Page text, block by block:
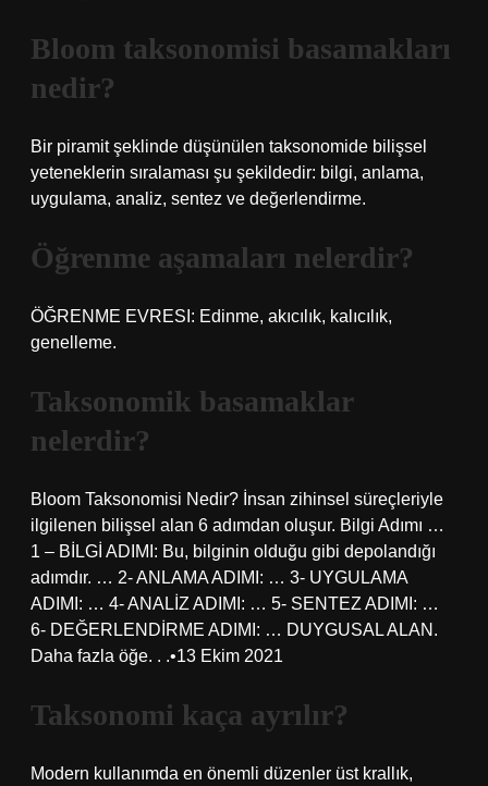
Bloom taksonomisi basamakları
nedir?
Bir piramit şeklinde düşünülen taksonomide bilişsel
yeteneklerin sıralaması şu şekildedir: bilgi, anlama,
uygulama, analiz, sentez ve değerlendirme.
Öğrenme aşamaları nelerdir?
ÖĞRENME EVRESI: Edinme, akıcılık, kalıcılık,
genelleme.
Taksonomik basamaklar
nelerdir?
Bloom Taksonomisi Nedir? İnsan zihinsel süreçleriyle
ilgilenen bilişsel alan 6 adımdan oluşur. Bilgi Adımı …
1 – BİLGİ ADIMI: Bu, bilginin olduğu gibi depolandığı
adımdır. … 2- ANLAMA ADIMI: … 3- UYGULAMA
ADIMI: … 4- ANALİZ ADIMI: … 5- SENTEZ ADIMI: …
6- DEĞERLENDİRME ADIMI: … DUYGUSAL ALAN.
Daha fazla öğe. . .•13 Ekim 2021
Taksonomi kaça ayrılır?
Modern kullanımda en önemli düzenler üst krallık,